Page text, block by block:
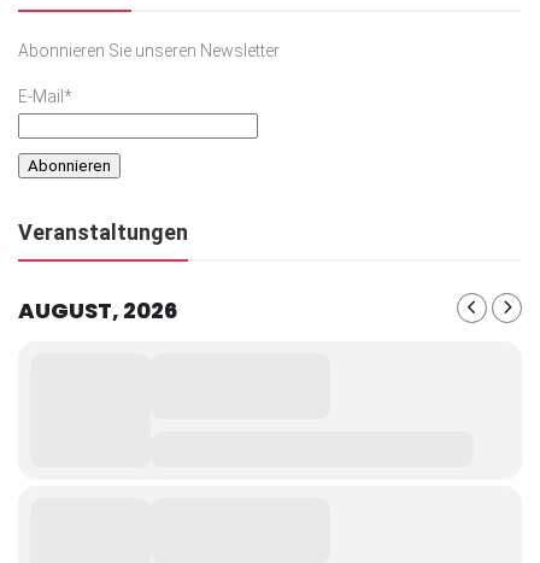
Abonnieren Sie unseren Newsletter
E-Mail*
Veranstaltungen
AUGUST, 2026